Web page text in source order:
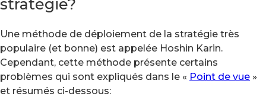
stratégie?
Une méthode de déploiement de la stratégie très
populaire (et bonne) est appelée Hoshin Karin.
Cependant, cette méthode présente certains
problèmes qui sont expliqués dans le « Point de vue »
et résumés ci-dessous: